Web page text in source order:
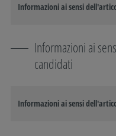
Informazioni ai sensi
Informazioni ai
candidati
Informazioni ai sensi